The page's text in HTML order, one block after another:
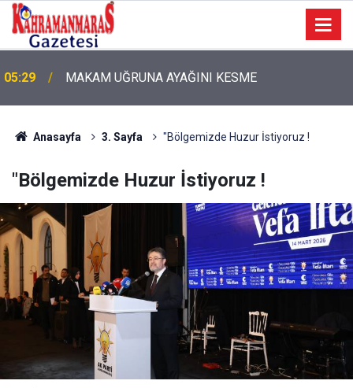
05:29 MAKAM UĞRUNA AYAĞINI KESME
05:11 Bugün Dosta Gidiyorum!
Anasayfa 3. Sayfa "Bölgemizde Huzur İstiyoruz !
"Bölgemizde Huzur İstiyoruz !